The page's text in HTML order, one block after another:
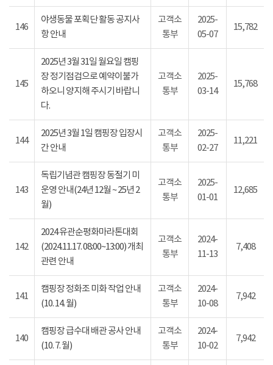
146
야생동물 포획단 활동 공지사
항 안내
고객소
통부
2025-
05-07
15,782
145
2025년 3월 31일 월요일 캠핑
장 정기점검으로 예약이불가
하오니 양지해 주시기 바랍니
다.
고객소
통부
2025-
03-14
15,768
144
2025년 3월 1일 캠핑장 입장시
간 안내
고객소
통부
2025-
02-27
11,221
143
독립기념관 캠핑장 동절기 미
운영 안내(24년 12월 ~ 25년 2
월)
고객소
통부
2025-
01-01
12,685
142
2024 유관순평화마라톤대회
(2024.11.17. 08:00~13:00) 개최
관련 안내
고객소
통부
2024-
11-13
7,408
141
캠핑장 정화조 미화 작업 안내
(10. 14. 월)
고객소
통부
2024-
10-08
7,942
140
캠핑장 급수대 배관 공사 안내
(10. 7. 월)
고객소
통부
2024-
10-02
7,942